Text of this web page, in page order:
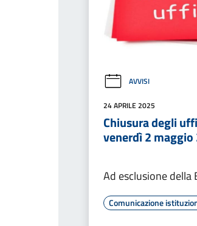
AVVISI
24 APRILE 2025
Chiusura degli
venerdì 2
Ad esclusione della
Comunicazione